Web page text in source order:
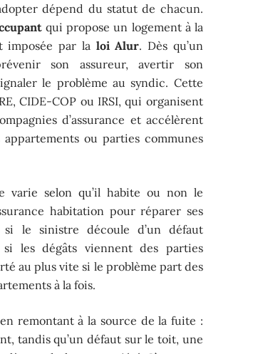
dépend du statut de chacun.
qui propose un logement à la
imposée par la loi Alur. Dès qu’un
son assureur, avertir son
le problème au syndic. Cette
CIDE-COP ou IRSI, qui organisent
d’assurance et accélèrent
ou parties communes
varie selon qu’il habite ou non le
habitation pour réparer ses
le sinistre découle d’un défaut
les dégâts viennent des parties
au plus vite si le problème part des
à la fois.
en remontant à la source de la fuite :
tandis qu’un défaut sur le toit, une